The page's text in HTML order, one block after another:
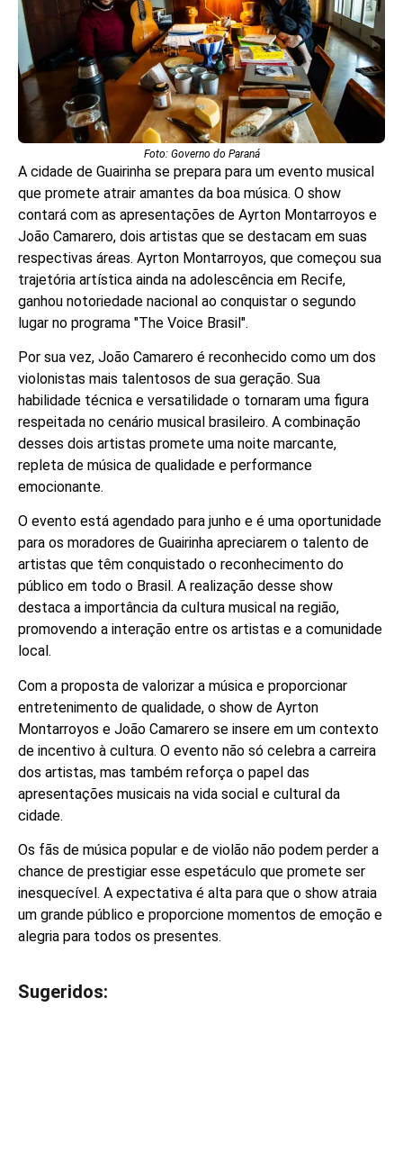
Foto: Governo do Paraná
A cidade de Guairinha se prepara para um evento musical
que promete atrair amantes da boa música. O show
contará com as apresentações de Ayrton Montarroyos e
João Camarero, dois artistas que se destacam em suas
respectivas áreas. Ayrton Montarroyos, que começou sua
trajetória artística ainda na adolescência em Recife,
ganhou notoriedade nacional ao conquistar o segundo
lugar no programa "The Voice Brasil".
Por sua vez, João Camarero é reconhecido como um dos
violonistas mais talentosos de sua geração. Sua
habilidade técnica e versatilidade o tornaram uma figura
respeitada no cenário musical brasileiro. A combinação
desses dois artistas promete uma noite marcante,
repleta de música de qualidade e performance
emocionante.
O evento está agendado para junho e é uma oportunidade
para os moradores de Guairinha apreciarem o talento de
artistas que têm conquistado o reconhecimento do
público em todo o Brasil. A realização desse show
destaca a importância da cultura musical na região,
promovendo a interação entre os artistas e a comunidade
local.
Com a proposta de valorizar a música e proporcionar
entretenimento de qualidade, o show de Ayrton
Montarroyos e João Camarero se insere em um contexto
de incentivo à cultura. O evento não só celebra a carreira
dos artistas, mas também reforça o papel das
apresentações musicais na vida social e cultural da
cidade.
Os fãs de música popular e de violão não podem perder a
chance de prestigiar esse espetáculo que promete ser
inesquecível. A expectativa é alta para que o show atraia
um grande público e proporcione momentos de emoção e
alegria para todos os presentes.
Sugeridos: